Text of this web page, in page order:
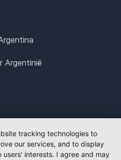
Argentinië
tracking technologies to
our services, and to display
interests. I agree and may